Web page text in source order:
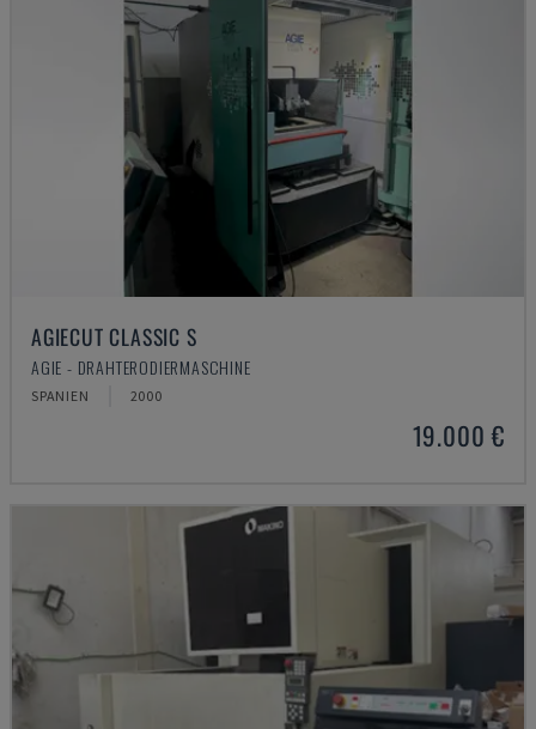
AGIECUT CLASSIC S
AGIE - DRAHTERODIERMASCHINE
SPANIEN 2000
19.000 €